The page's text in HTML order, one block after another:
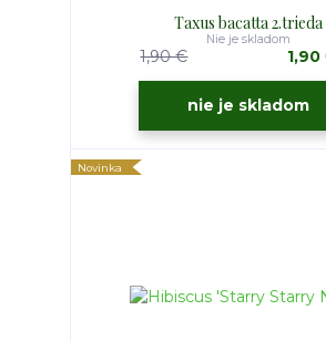
Taxus bacatta 2.trieda
1,90 €
Nie je skladom
nie je skladom
Novinka